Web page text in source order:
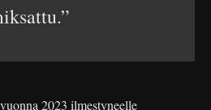
2023 ilmestyneelle